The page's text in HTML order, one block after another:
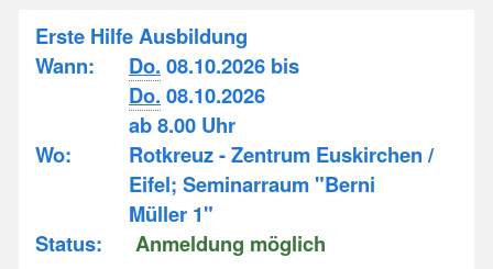
Erste Hilfe Ausbildung
Wann:
Do. 08.10.2026 bis
Do. 08.10.2026
ab 8.00 Uhr
Wo:
Rotkreuz - Zentrum Euskirchen /
Eifel; Seminarraum "Berni
Müller 1"
Status:
Anmeldung möglich